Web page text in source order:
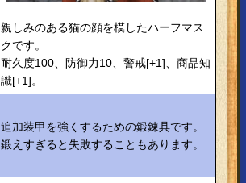
親しみのある猫の顔を模したハーフマス
クです。
耐久度100、防御力10、警戒[+1]、商品知
識[+1]。
追加装甲を強くするための鍛錬具です。
鍛えすぎると失敗することもあります。